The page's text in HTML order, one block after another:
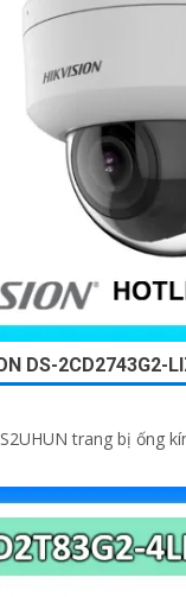
DS-2CD2743G2-
trang bị ống